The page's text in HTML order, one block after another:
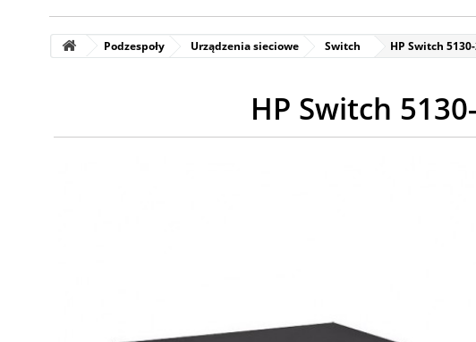
Podzespoły Urządzenia sieciowe Switch HP Switch
HP Switch